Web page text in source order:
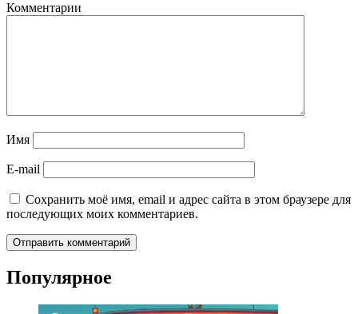
Комментарии
Имя
E-mail
Сохранить моё имя, email и адрес сайта в этом браузере для
последующих моих комментариев.
Популярное